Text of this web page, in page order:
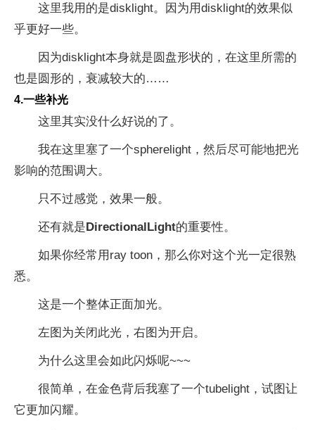
这里我用的是disklight。因为用disklight的效果似
乎更好一些。
因为disklight本身就是圆盘形状的，在这里所需的
也是圆形的，衰减较大的……
4.一些补光
这里其实没什么好说的了。
我在这里塞了一个spherelight，然后尽可能地把光
影响的范围调大。
只不过感觉，效果一般。
还有就是DirectionalLight的重要性。
如果你经常用ray toon，那么你对这个光一定很熟
悉。
这是一个整体正面加光。
左图为关闭此光，右图为开启。
为什么这里会如此闪烁呢~~~
很简单，在金色背后我塞了一个tubelight，试图让
它更加闪耀。